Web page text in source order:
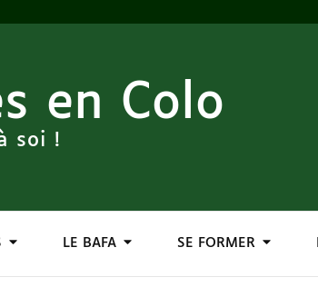
en Colo
soi !
LE BAFA SE FORMER